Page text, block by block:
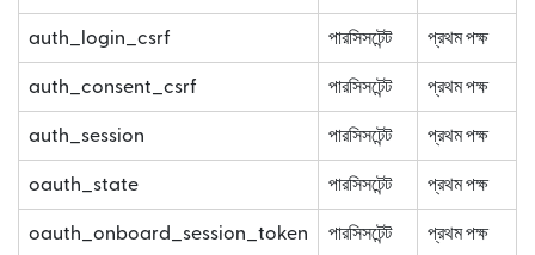
auth_login_csrf পারসিসটেন্ট প্রথম পক্ষ
auth_consent_csrf পারসিসটেন্ট প্রথম পক্ষ
auth_session পারসিসটেন্ট প্রথম পক্ষ
oauth_state পারসিসটেন্ট প্রথম পক্ষ
oauth_onboard_session_token পারসিসটেন্ট প্রথম পক্ষ